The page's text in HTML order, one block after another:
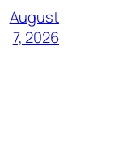
August
7, 2026